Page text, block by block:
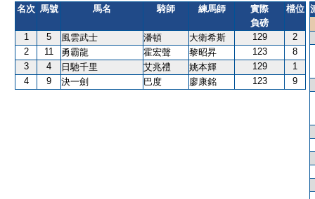
名次 馬號 馬名 騎師 練馬師
實際
負磅
檔位
1 5 風雲武士 潘頓 大衛希斯 129
2
2
11 勇霸龍 霍宏聲 黎昭昇 123
8
3
4 日馳千里 艾兆禮 姚本輝 129
1
4
9 決一劍 巴度 廖康銘 123 9